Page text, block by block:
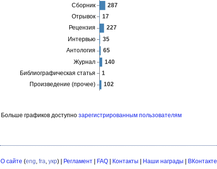
Больше графиков доступно зарегистрированным пользователям
О сайте (eng, fra, укр) | Регламент| FAQ| Контакты Наши награды
ВКонтакте